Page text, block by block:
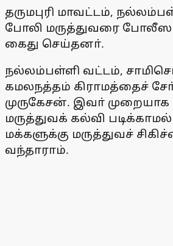
தருமபுரி மாவட்டம்,
போலி மருத்துவரை
கைது செய்தனா்.
நல்லம்பள்ளி வட்டம்,
கமலநத்தம் கிராமத்தைச்
முருகேசன். இவா்
மருத்துவக் கல்வி
மக்களுக்கு மருத்துவச்
வந்தாராம்.